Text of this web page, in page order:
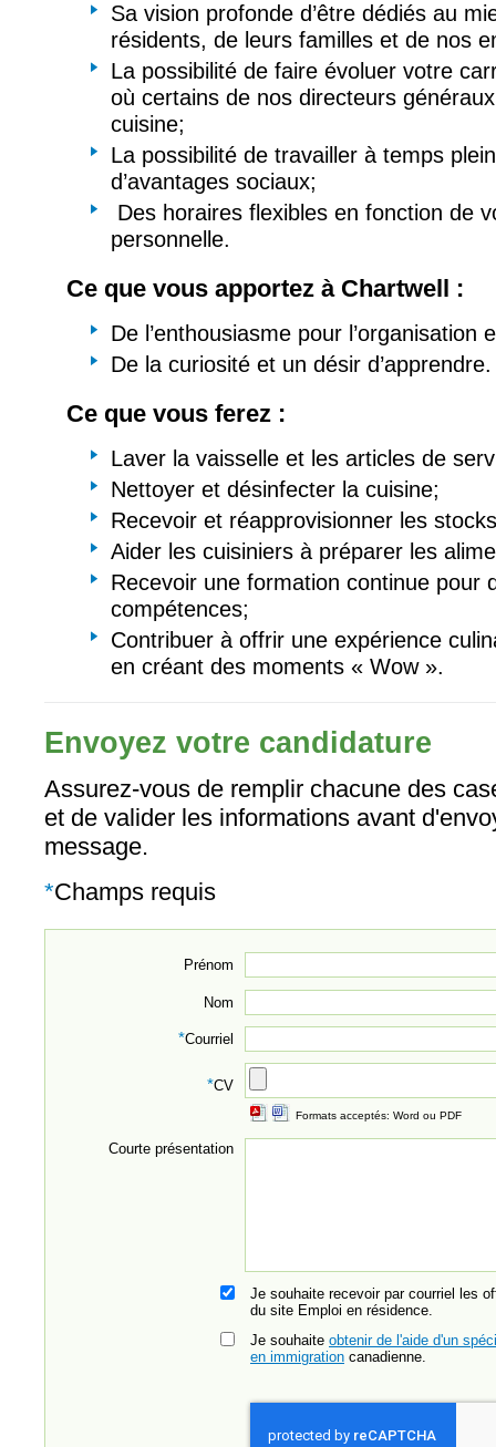
Sa vision profonde d’être dédiés au
résidents, de leurs familles et de nos
La possibilité de faire évoluer votre
où certains de nos directeurs
cuisine;
La possibilité de travailler à temps
d’avantages sociaux;
Des horaires flexibles en fonction de
personnelle.
Ce que vous apportez à Chartwell :
De l’enthousiasme pour l’organisation
De la curiosité et un désir d’apprendre.
Ce que vous ferez :
Laver la vaisselle et les articles de
Nettoyer et désinfecter la cuisine;
Recevoir et réapprovisionner les
Aider les cuisiniers à préparer les
Recevoir une formation continue pour
compétences;
Contribuer à offrir une expérience
en créant des moments « Wow ».
Envoyez votre candidature
Assurez-vous de remplir chacune des
et de valider les informations avant
message.
*Champs requis
Prénom
Nom
*Courriel
*CV
Formats acceptés: Word ou PDF
Courte présentation
Je souhaite recevoir par courriel les
du site Emploi en résidence.
Je souhaite obtenir de l'aide d'un
en immigration canadienne.